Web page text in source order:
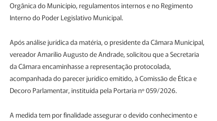
Orgânica do Município, regulamentos internos e no Regimento
Interno do Poder Legislativo Municipal.
Após análise jurídica da matéria, o presidente da Câmara Municipal,
vereador Amarílio Augusto de Andrade, solicitou que a Secretaria
da Câmara encaminhasse a representação protocolada,
acompanhada do parecer jurídico emitido, à Comissão de Ética e
Decoro Parlamentar, instituída pela Portaria nº 059/2026.
A medida tem por finalidade assegurar o devido conhecimento e